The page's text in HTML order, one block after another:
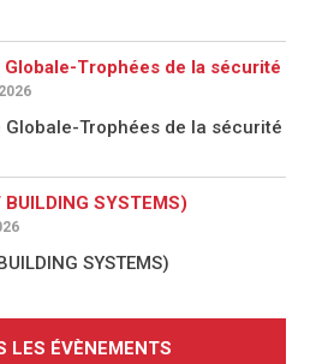
Trophées de la sécurité
Trophées de la sécurité
SYSTEMS)
SYSTEMS)
LES ÉVÈNEMENTS